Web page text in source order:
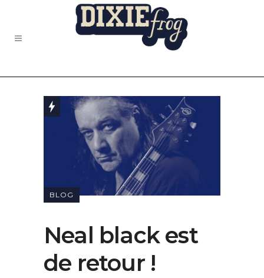
BLOG
Neal black est
de retour !